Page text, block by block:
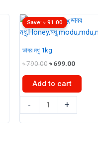
ডাবর মধু 1kg
৳790.00 Original
was:
৳ 790.00.
৳699.00Current
is:
৳ 699.00.
Save: ৳ 91.00
Add to cart
-
মধু
1kg
+